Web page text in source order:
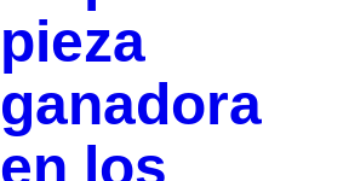
pieza
ganadora
en los